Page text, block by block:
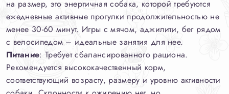
на размер, это энергичная собака, которой требуются
ежедневные активные прогулки продолжительностью не
менее 30-60 минут. Игры с мячом, аджилити, бег рядом
с велосипедом – идеальные занятия для нее.
Питание: Требует сбалансированного рациона.
Рекомендуется высококачественный корм,
соответствующий возрасту, размеру и уровню активности